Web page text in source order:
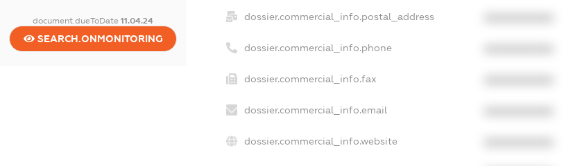
document.dueToDate11.04.24
SEARCH.ONMONITORING
dossier.commercial_info.postal_address
dossier.commercial_info.phone
dossier.commercial_info.fax
dossier.commercial_info.email
dossier.commercial_info.website